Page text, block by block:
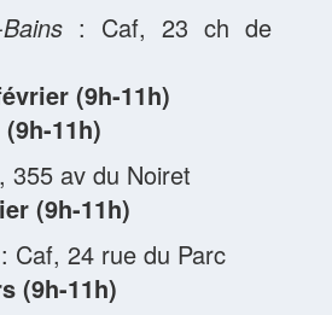
: Caf, 23 ch de
(9h-11h)
11h)
355 av du Noiret
(9h-11h)
: Caf, 24 rue du Parc
(9h-11h)